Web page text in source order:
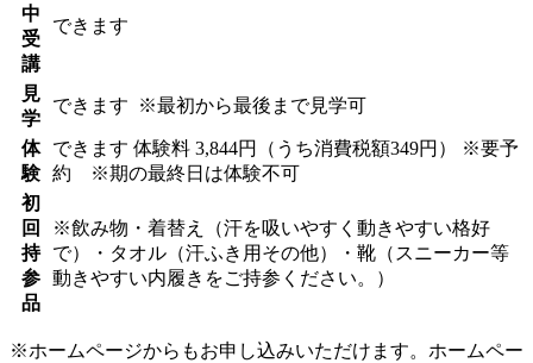
中
受
講
できます
見
学
できます ※最初から最後まで見学可
体
験
できます 体験料 3,844円（うち消費税額349円）
※要予
約 ※期の最終日は体験不可
初
回
持
参
品
※飲み物・着替え（汗を吸いやすく動きやすい格好
で）・タオル（汗ふき用その他）・靴（スニーカー等
動きやすい内履きをご持参ください。）
※ホームページからもお申し込みいただけます。ホームペー